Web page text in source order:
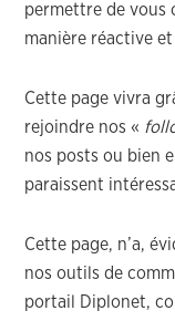
permettre de vous
manière réactive
Cette page vivra
rejoindre nos «
nos posts ou bien
paraissent
Cette page, n’a,
nos outils de
portail Diplonet,